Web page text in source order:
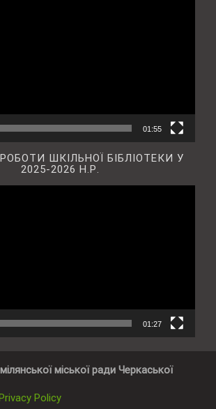
01:55
ШКІЛЬНОЇ БІБЛІОТЕКИ У
2025-2026 Н.Р.
01:27
міської ради Черкаської
Policy